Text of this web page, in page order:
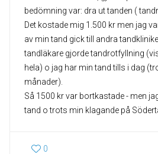
bedömning var: dra ut tanden (
Det kostade mig 1.500 kr men jag
av min tand gick till andra
tandläkare gjorde tandrotfyllning
hela) o jag har min tand tills i dag
månader).
Så 1500 kr var bortkastade - men
tand o trots min klagande på
0